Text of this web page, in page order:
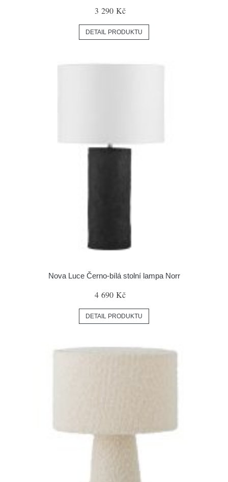
3 290 Kč
DETAIL PRODUKTU
Nova Luce Černo-bílá stolní lampa Norr
4 690 Kč
DETAIL PRODUKTU